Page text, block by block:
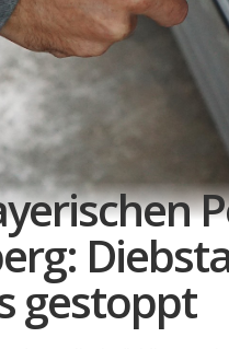
gestoppt